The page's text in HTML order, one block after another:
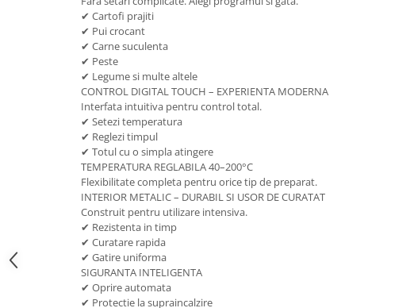
✔ Cartofi prajiti
✔ Pui crocant
✔ Carne suculenta
✔ Peste
✔ Legume si multe altele
CONTROL DIGITAL TOUCH – EXPERIENTA MODERNA
Interfata intuitiva pentru control total.
✔ Setezi temperatura
✔ Reglezi timpul
✔ Totul cu o simpla atingere
TEMPERATURA REGLABILA 40–200°C
Flexibilitate completa pentru orice tip de preparat.
INTERIOR METALIC – DURABIL SI USOR DE CURATAT
Construit pentru utilizare intensiva.
✔ Rezistenta in timp
✔ Curatare rapida
✔ Gatire uniforma
SIGURANTA INTELIGENTA
✔ Oprire automata
✔ Protectie la supraincalzire